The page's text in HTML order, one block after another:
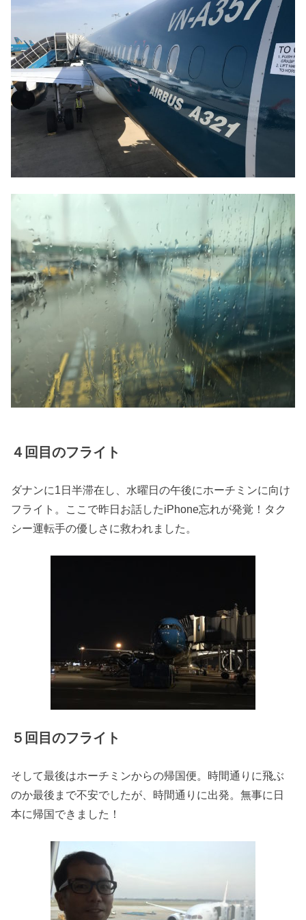
４回目のフライト
ダナンに1日半滞在し、水曜日の午後にホーチミンに向け
フライト。ここで昨日お話したiPhone忘れが発覚！タク
シー運転手の優しさに救われました。
５回目のフライト
そして最後はホーチミンからの帰国便。時間通りに飛ぶ
のか最後まで不安でしたが、時間通りに出発。無事に日
本に帰国できました！